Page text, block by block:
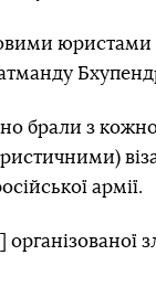
юристами
брали з
армії.